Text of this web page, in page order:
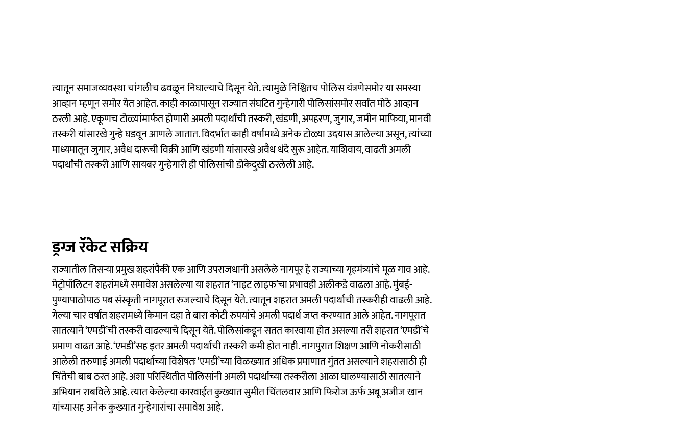
त्यातून समाजव्यवस्था चांगलीच ढवळून निघाल्याचे दिसून येते. त्यामुळे निश्चितच पोलिस यंत्रणेसमोर या समस्या
आव्हान म्हणून समोर येत आहेत. काही काळापासून राज्यात संघटित गुन्हेगारी पोलिसांसमोर सर्वांत मोठे आव्हान
ठरली आहे. एकूणच टोळ्यांमार्फत होणारी अमली पदार्थांची तस्करी, खंडणी, अपहरण, जुगार, जमीन माफिया, मानवी
तस्करी यांसारखे गुन्हे घडवून आणले जातात. विदर्भात काही वर्षांमध्ये अनेक टोळ्या उदयास आलेल्या असून, त्यांच्या
माध्यमातून जुगार, अवैध दारूची विक्री आणि खंडणी यांसारखे अवैध धंदे सुरू आहेत. याशिवाय, वाढती अमली
पदार्थांची तस्करी आणि सायबर गुन्हेगारी ही पोलिसांची डोकेदुखी ठरलेली आहे.
ड्रग्ज रॅकेट सक्रिय
राज्यातील तिसऱ्या प्रमुख शहरांपैकी एक आणि उपराजधानी असलेले नागपूर हे राज्याच्या गृहमंत्र्यांचे मूळ गाव आहे.
मेट्रोपॉलिटन शहरांमध्ये समावेश असलेल्या या शहरात ‘नाइट लाइफ’चा प्रभावही अलीकडे वाढला आहे. मुंबई-
पुण्यापाठोपाठ पब संस्कृती नागपूरात रुजल्याचे दिसून येते. त्यातून शहरात अमली पदार्थाची तस्करीही वाढली आहे.
गेल्या चार वर्षांत शहरामध्ये किमान दहा ते बारा कोटी रुपयांचे अमली पदार्थ जप्त करण्यात आले आहेत. नागपूरात
सातत्याने ‘एमडी’ची तस्करी वाढल्याचे दिसून येते. पोलिसांकडून सतत कारवाया होत असल्या तरी शहरात ‘एमडी’चे
प्रमाण वाढत आहे. ‘एमडी’सह इतर अमली पदार्थाची तस्करी कमी होत नाही. नागपुरात शिक्षण आणि नोकरीसाठी
आलेली तरुणाई अमली पदार्थाच्या विशेषतः ‘एमडी’च्या विळख्यात अधिक प्रमाणात गुंतत असल्याने शहरासाठी ही
चिंतेची बाब ठरत आहे. अशा परिस्थितीत पोलिसांनी अमली पदार्थाच्या तस्करीला आळा घालण्यासाठी सातत्याने
अभियान राबविले आहे. त्यात केलेल्या कारवाईत कुख्यात सुमीत चिंतलवार आणि फिरोज ऊर्फ अबू अजीज खान
यांच्यासह अनेक कुख्यात गुन्हेगारांचा समावेश आहे.